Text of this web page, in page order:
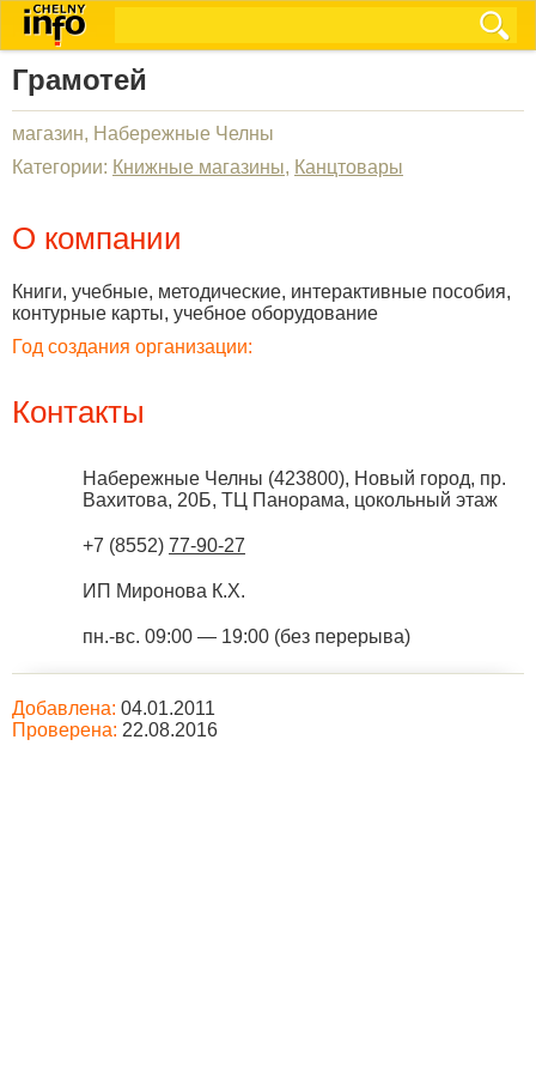
Грамотей
магазин, Набережные Челны
Категории: Книжные магазины, Канцтовары
О компании
Книги, учебные, методические, интерактивные пособия,
контурные карты, учебное оборудование
Год создания организации:
Контакты
Набережные Челны (423800), Новый город, пр.
Вахитова, 20Б, ТЦ Панорама, цокольный этаж
+7 (8552) 77-90-27
ИП Миронова К.Х.
пн.-вс. 09:00 — 19:00 (без перерыва)
Добавлена: 04.01.2011
Проверена: 22.08.2016